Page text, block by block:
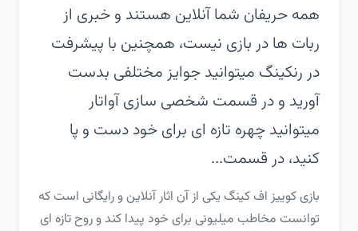
همه حریفان شما آنلاین هستند و خبری از
ربات ها در بازی نیست، همچنین با پیشرفت
در رنکینگ میتوانید جوایز مختلفی بدست
آورید و در قسمت شخصی سازی آواتار
میتوانید چهره تازه ای برای خود دست و پا
کنید، در قسمت...
بازی کوییز اف کینگ یکی از آن اثار آنلاین و رایگانی است که
توانست مخاطب میلیونی برای خود پیدا کند و روح تازه ای